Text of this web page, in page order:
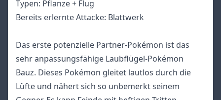
Typen: Pflanze + Flug
Bereits erlernte Attacke: Blattwerk
Das erste potenzielle Partner-Pokémon ist das
sehr anpassungsfähige Laubflügel-Pokémon
Bauz. Dieses Pokémon gleitet lautlos durch die
Lüfte und nähert sich so unbemerkt seinem